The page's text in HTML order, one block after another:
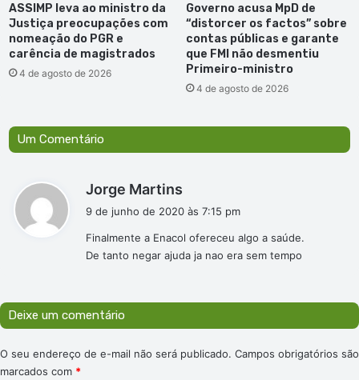
ASSIMP leva ao ministro da
Justiça preocupações com
nomeação do PGR e
carência de magistrados
4 de agosto de 2026
Governo acusa MpD de
“distorcer os factos” sobre
contas públicas e garante
que FMI não desmentiu
Primeiro-ministro
4 de agosto de 2026
Um Comentário
Jorge Martins
s
e
9 de junho de 2020 às 7:15 pm
Finalmente a Enacol ofereceu algo a saúde.
De tanto negar ajuda ja nao era sem tempo
Deixe um comentário
O seu endereço de e-mail não será publicado. Campos obrigatórios são
marcados com *